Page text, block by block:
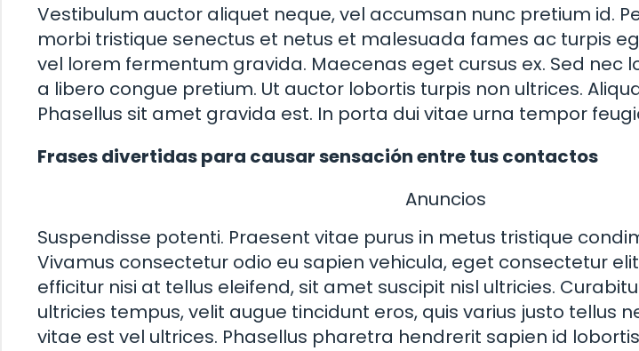
Vestibulum auctor aliquet neque, vel accumsan nunc pretium id.
morbi tristique senectus et netus et malesuada fames ac turpis
vel lorem fermentum gravida. Maecenas eget cursus ex. Sed nec
a libero congue pretium. Ut auctor lobortis turpis non ultrices.
Phasellus sit amet gravida est. In porta dui vitae urna tempor
Frases divertidas para causar sensación entre tus contactos
Anuncios
Suspendisse potenti. Praesent vitae purus in metus tristique
Vivamus consectetur odio eu sapien vehicula, eget consectetur
efficitur nisi at tellus eleifend, sit amet suscipit nisl ultricies.
ultricies tempus, velit augue tincidunt eros, quis varius justo tellus
vitae est vel ultrices. Phasellus pharetra hendrerit sapien id